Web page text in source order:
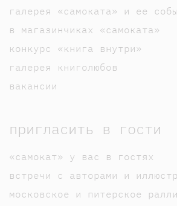
галерея «самоката» и ее
в магазинчиках «самоката»
конкурс «книга внутри»
галерея книголюбов
вакансии
пригласить в гости
«самокат» у вас в гостях
встречи с авторами и
московское и питерское ралли